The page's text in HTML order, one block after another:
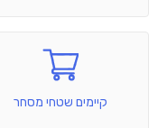
קיימים שטחי מסחר